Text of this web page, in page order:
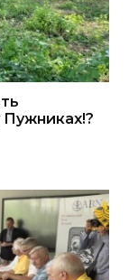
Пужниках!?